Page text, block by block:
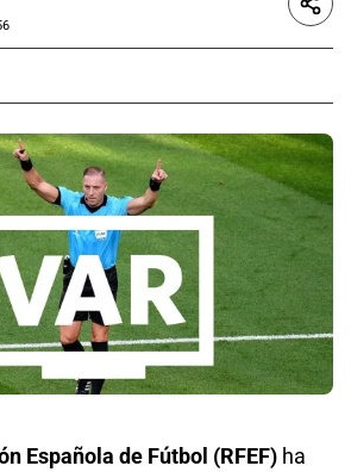
Española de Fútbol (RFEF) ha